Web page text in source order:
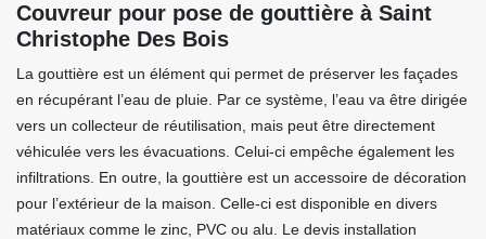
Couvreur pour pose de gouttière à Saint
Christophe Des Bois
La gouttière est un élément qui permet de préserver les façades
en récupérant l’eau de pluie. Par ce système, l’eau va être dirigée
vers un collecteur de réutilisation, mais peut être directement
véhiculée vers les évacuations. Celui-ci empêche également les
infiltrations. En outre, la gouttière est un accessoire de décoration
pour l’extérieur de la maison. Celle-ci est disponible en divers
matériaux comme le zinc, PVC ou alu. Le devis installation